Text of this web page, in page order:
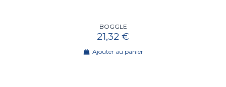
BOGGLE
21,32 €
Ajouter au panier